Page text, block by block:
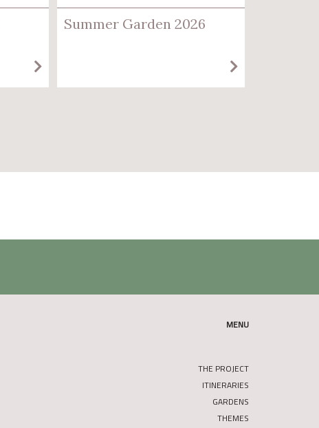
Summer Garden 2026
MENU
THE PROJECT
ITINERARIES
GARDENS
THEMES